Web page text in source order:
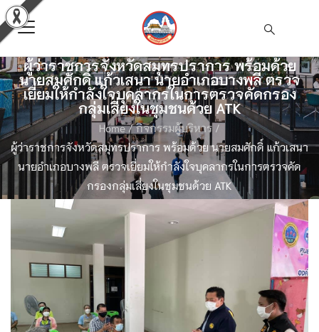
ผู้ว่าราชการจังหวัดสมุทรปราการ พร้อมด้วย
นายสมศักดิ์ แก้วเสนา นายอำเภอบางพลี ตรวจ
เยี่ยมให้กำลังใจบุคลากรในการตรวจคัดกรอง
กลุ่มเสี่ยงในชุมชนด้วย ATK
Home/ กิจกรรมผู้บริหาร/
ผู้ว่าราชการจังหวัดสมุทรปราการ พร้อมด้วย นายสมศักดิ์ แก้วเสนา
นายอำเภอบางพลี ตรวจเยี่ยมให้กำลังใจบุคลากรในการตรวจคัด
กรองกลุ่มเสี่ยงในชุมชนด้วย ATK